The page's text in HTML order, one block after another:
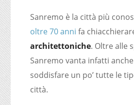
Sanremo è la città più
oltre 70 anni fa
architettoniche. Oltre alle
Sanremo vanta infatti
soddisfare un po’ tutte le
città.